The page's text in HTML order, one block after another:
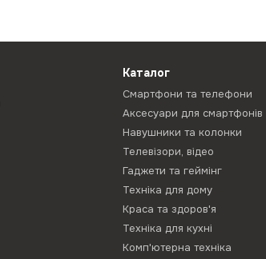
Каталог
Смартфони та телефони
Аксесуари для смартфонів
Навушники та колонки
Телевізори, відео
Гаджети та геймінг
Техніка для дому
Краса та здоров'я
Техніка для кухні
Комп'ютерна техніка